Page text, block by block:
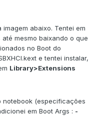
abaixo. Tentei em
mesmo baixando o que
no Boot do
e tentei instalar,
Library>Extensions
notebook (especificações
em Boot Args : -